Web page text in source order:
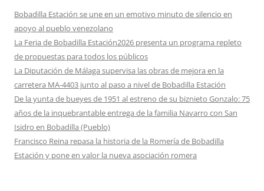
Bobadilla Estación se une en un emotivo minuto de silencio en
apoyo al pueblo venezolano
La Feria de Bobadilla Estación2026 presenta un programa repleto
de propuestas para todos los públicos
La Diputación de Málaga supervisa las obras de mejora en la
carretera MA-4403 junto al paso a nivel de Bobadilla Estación
De la yunta de bueyes de 1951 al estreno de su biznieto Gonzalo: 75
años de la inquebrantable entrega de la familia Navarro con San
Isidro en Bobadilla (Pueblo)
Francisco Reina repasa la historia de la Romería de Bobadilla
Estación y pone en valor la nueva asociación romera